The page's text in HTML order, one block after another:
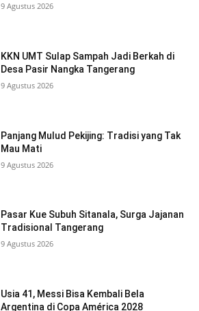
9 Agustus 2026
KKN UMT Sulap Sampah Jadi Berkah di
Desa Pasir Nangka Tangerang
9 Agustus 2026
Panjang Mulud Pekijing: Tradisi yang Tak
Mau Mati
9 Agustus 2026
Pasar Kue Subuh Sitanala, Surga Jajanan
Tradisional Tangerang
9 Agustus 2026
Usia 41, Messi Bisa Kembali Bela
Argentina di Copa América 2028